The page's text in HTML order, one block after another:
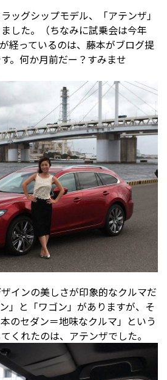
ッグシップモデル、「アテンザ」
した。（ちなみに試乗会は今年
経っているのは、藤本がブログ提
。何か月前だー？すみませ
インの美しさが印象的なクルマだ
」と「ワゴン」がありますが、そ
のセダン＝地味なクルマ」という
くれたのは、アテンザでした。